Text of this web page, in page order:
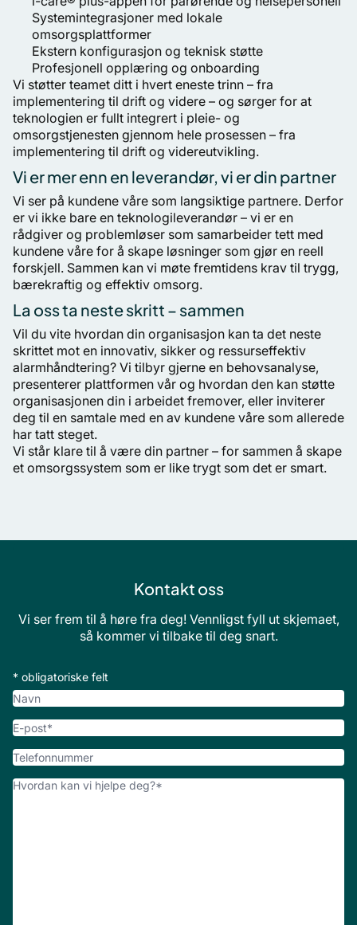
Systemintegrasjoner med lokale
omsorgsplattformer
Ekstern konfigurasjon og teknisk støtte
Profesjonell opplæring og onboarding
Vi støtter teamet ditt i hvert eneste trinn – fra
implementering til drift og videre – og sørger for at
teknologien er fullt integrert i pleie- og
omsorgstjenesten gjennom hele prosessen – fra
implementering til drift og videreutvikling.
Vi er mer enn en leverandør, vi er din partner
Vi ser på kundene våre som langsiktige partnere. Derfor
er vi ikke bare en teknologileverandør – vi er en
rådgiver og problemløser som samarbeider tett med
kundene våre for å skape løsninger som gjør en reell
forskjell. Sammen kan vi møte fremtidens krav til trygg,
bærekraftig og effektiv omsorg.
La oss ta neste skritt – sammen
Vil du vite hvordan din organisasjon kan ta det neste
skrittet mot en innovativ, sikker og ressurseffektiv
alarmhåndtering? Vi tilbyr gjerne en behovsanalyse,
presenterer plattformen vår og hvordan den kan støtte
organisasjonen din i arbeidet fremover, eller inviterer
deg til en samtale med en av kundene våre som allerede
har tatt steget.
Vi står klare til å være din partner – for sammen å skape
et omsorgssystem som er like trygt som det er smart.
Kontakt oss
Vi ser frem til å høre fra deg! Vennligst fyll ut skjemaet,
så kommer vi tilbake til deg snart.
* obligatoriske felt
Navn
E-
Telefonnummer
Hvordan